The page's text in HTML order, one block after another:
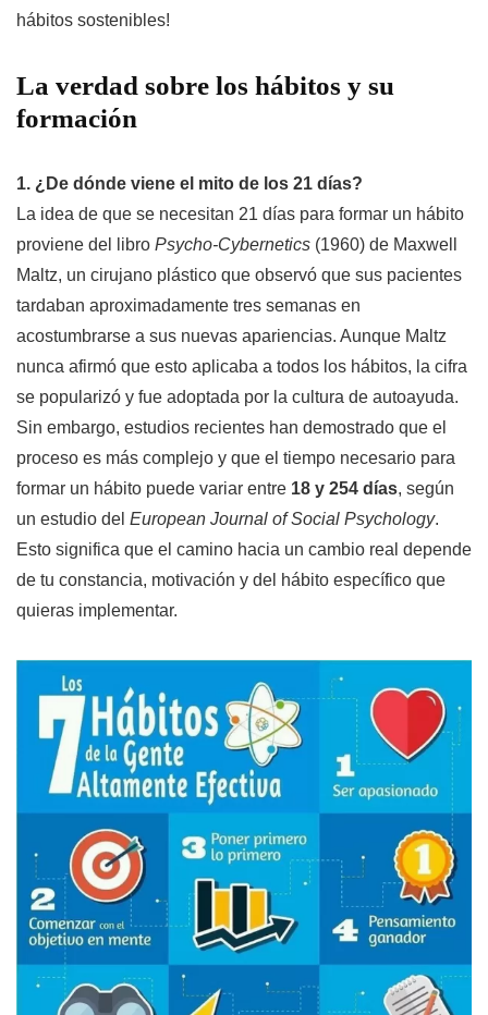
hábitos sostenibles!
La verdad sobre los hábitos y su
formación
1. ¿De dónde viene el mito de los 21 días?
La idea de que se necesitan 21 días para formar un hábito
proviene del libro Psycho-Cybernetics (1960) de Maxwell
Maltz, un cirujano plástico que observó que sus pacientes
tardaban aproximadamente tres semanas en
acostumbrarse a sus nuevas apariencias. Aunque Maltz
nunca afirmó que esto aplicaba a todos los hábitos, la cifra
se popularizó y fue adoptada por la cultura de autoayuda.
Sin embargo, estudios recientes han demostrado que el
proceso es más complejo y que el tiempo necesario para
formar un hábito puede variar entre 18 y 254 días, según
un estudio del European Journal of Social Psychology.
Esto significa que el camino hacia un cambio real depende
de tu constancia, motivación y del hábito específico que
quieras implementar.